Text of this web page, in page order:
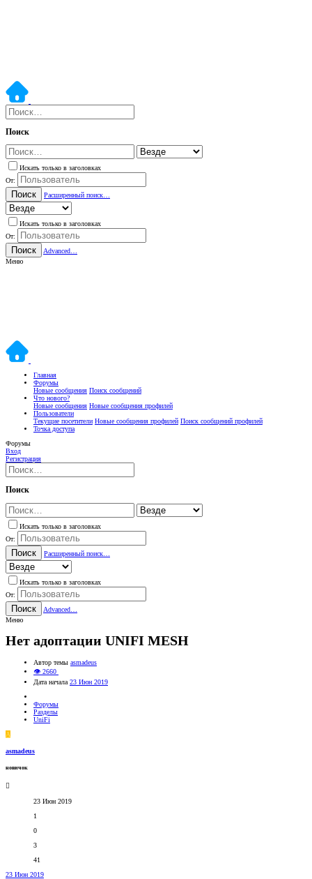
Поиск
Искать только в заголовках
От:
Поиск Расширенный поиск…
Искать только в заголовках
От:
Поиск
Advanced…
Меню
Главная
Форумы
Новые сообщения Поиск сообщений
Что нового?
Новые сообщения Новые сообщения профилей
Пользователи
Текущие посетители Новые сообщения профилей Поиск сообщений профилей
Точка доступа
Форумы
Вход
Регистрация
Поиск
Искать только в заголовках
От:
Поиск Расширенный поиск…
Искать только в заголовках
От:
Поиск
Advanced…
Меню
Нет адоптации UNIFI MESH
Автор темы asmadeus
👁 2660
Дата начала 23 Июн 2019
Форумы
Разделы
UniFi
A
asmadeus
новичок
23 Июн 2019
1
0
3
41
23 Июн 2019